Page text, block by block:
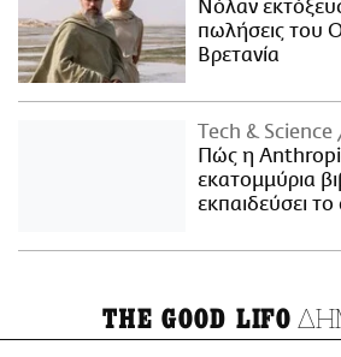
Νόλαν
πωλήσεις του
Βρετανία
Τech & Science
Πώς η
εκατομμύρια
εκπαιδεύσει
THE GOOD LIFO